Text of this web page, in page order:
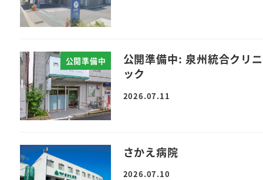
公開準備中
公開準備中: 泉州統合クリニ
ック
2026.07.11
さかえ病院
2026.07.10